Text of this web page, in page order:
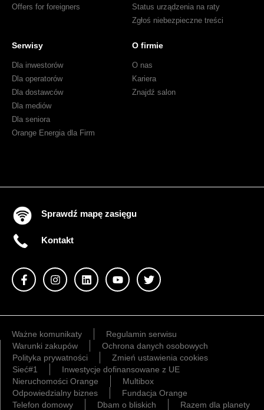
Offers for foreigners
Status urządzenia na raty
Zgłoś niebezpieczne treści
Serwisy
Dla inwestorów
Dla operatorów
Dla dostawców
Dla mediów
Dla seniora
Orange Energia dla Firm
O firmie
O nas
Kariera
Znajdź salon
Sprawdź mapę zasięgu
Kontakt
Ważne komunikaty
Regulamin serwisu
Warunki zakupów
Ochrona danych osobowych
Polityka prywatności
Zmień ustawienia cookies
Sieć#1
Inwestycje dofinansowane z UE
Nieruchomości Orange
Multibox
Odpowiedzialny biznes
Fundacja Orange
Telefon domowy
Dbam o bliskich Razem dla planety